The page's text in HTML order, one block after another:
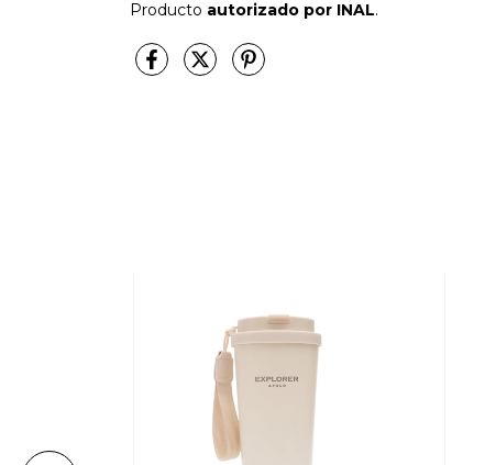
Producto autorizado por INAL.